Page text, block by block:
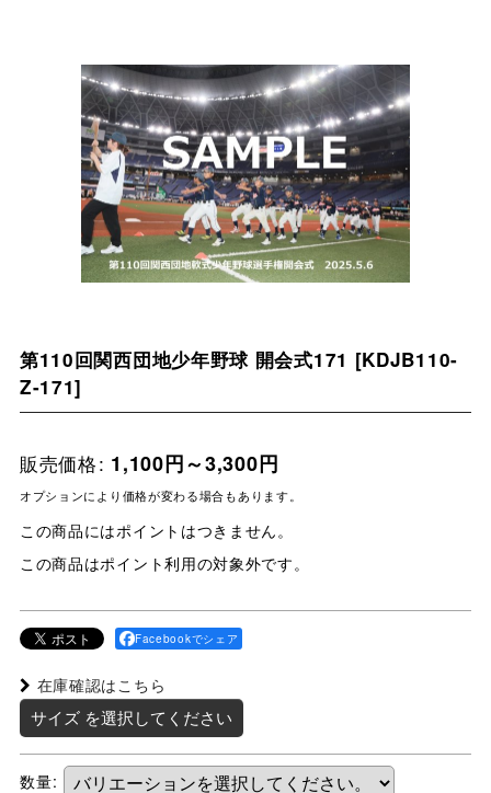
第110回関西団地少年野球 開会式171 [KDJB110-
Z-171]
販売価格: 1,100円～3,300円
オプションにより価格が変わる場合もあります。
この商品にはポイントはつきません。
この商品はポイント利用の対象外です。
Facebookでシェア
在庫確認はこちら
サイズ を選択してください
数量: